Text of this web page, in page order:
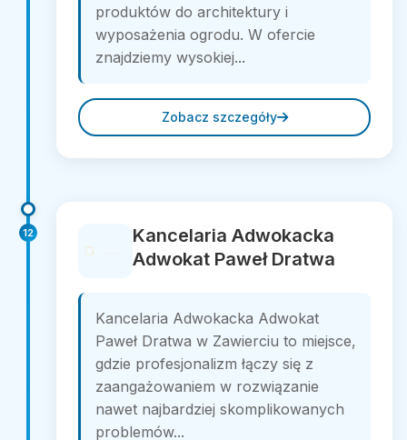
produktów do architektury i
wyposażenia ogrodu. W ofercie
znajdziemy wysokiej...
Zobacz szczegóły
12
Kancelaria Adwokacka
Adwokat Paweł Dratwa
Kancelaria Adwokacka Adwokat
Paweł Dratwa w Zawierciu to miejsce,
gdzie profesjonalizm łączy się z
zaangażowaniem w rozwiązanie
nawet najbardziej skomplikowanych
problemów...